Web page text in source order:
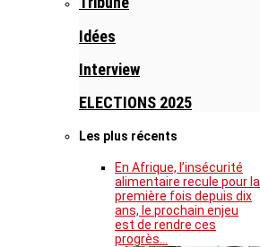
Idées
Interview
ELECTIONS 2025
Les plus récents
En Afrique, l’insécurité
alimentaire recule pour la
première fois depuis dix
ans, le prochain enjeu
est de rendre ces
progrès…